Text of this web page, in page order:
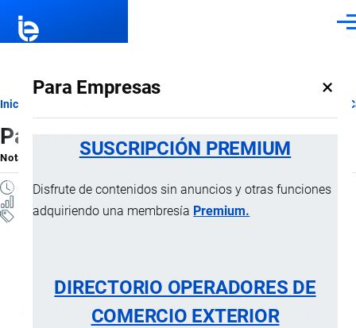
Para Empresas ×
SUSCRIPCIÓN PREMIUM
Disfrute de contenidos sin anuncios y otras funciones
adquiriendo una membresía Premium.
DIRECTORIO OPERADORES DE
COMERCIO EXTERIOR
Ruta
de
navegación
Inicio
Partida 90.25
Nota ExplicativaporImportaciones …, 22 Julio, 2024
11 MINUTOS
Notas Explicativas
90.25 Densímetros, areómetros,
pesalíquidos e instrumentos flotantes